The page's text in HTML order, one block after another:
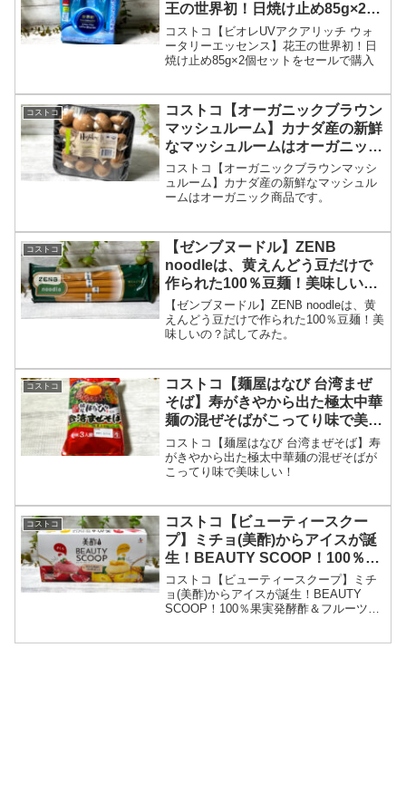
王の世界初！日焼け止め85g×2個
セットをセールで購入
コストコ【ビオレUVアクアリッチ ウォ
ータリーエッセンス】花王の世界初！日
焼け止め85g×2個セットをセールで購入
コストコ
コストコ【オーガニックブラウン
マッシュルーム】カナダ産の新鮮
なマッシュルームはオーガニック
商品です。
コストコ【オーガニックブラウンマッシ
ュルーム】カナダ産の新鮮なマッシュル
ームはオーガニック商品です。
コストコ
【ゼンブヌードル】ZENB
noodleは、黄えんどう豆だけで
作られた100％豆麺！美味しい
の？試してみた。
【ゼンブヌードル】ZENB noodleは、黄
えんどう豆だけで作られた100％豆麺！美
味しいの？試してみた。
コストコ
コストコ【麺屋はなび 台湾まぜ
そば】寿がきやから出た極太中華
麺の混ぜそばがこってり味で美味
しい！
コストコ【麺屋はなび 台湾まぜそば】寿
がきやから出た極太中華麺の混ぜそばが
こってり味で美味しい！
コストコ
コストコ【ビューティースクー
プ】ミチョ(美酢)からアイスが誕
生！BEAUTY SCOOP！100％果
実発酵酢＆フルーツ由来乳酸菌入
り。
コストコ【ビューティースクープ】ミチ
ョ(美酢)からアイスが誕生！BEAUTY
SCOOP！100％果実発酵酢＆フルーツ由